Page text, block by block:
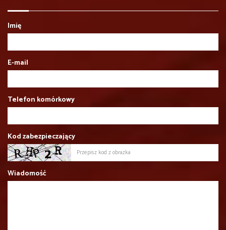
Imię
E-mail
Telefon komórkowy
Kod zabezpieczający
Wiadomość